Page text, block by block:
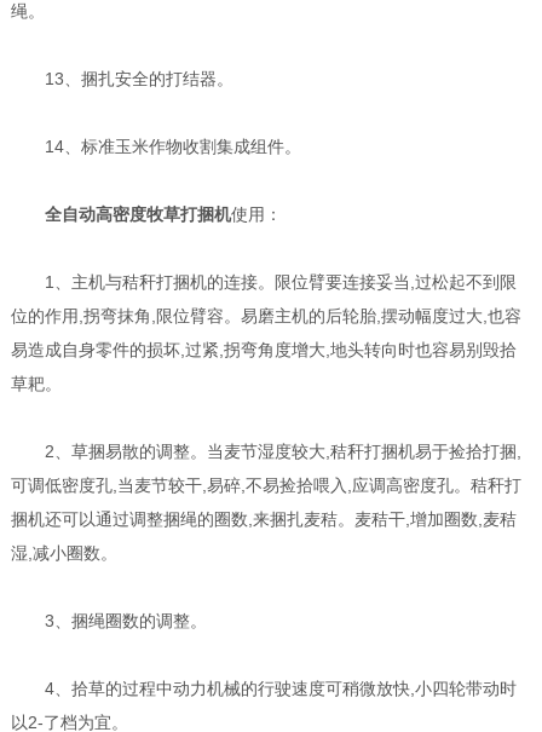
绳。
13、捆扎安全的打结器。
14、标准玉米作物收割集成组件。
全自动高密度牧草打捆机使用：
1、主机与秸秆打捆机的连接。限位臂要连接妥当,过松起不到限
位的作用,拐弯抹角,限位臂容。易磨主机的后轮胎,摆动幅度过大,也容
易造成自身零件的损坏,过紧,拐弯角度增大,地头转向时也容易别毁拾
草耙。
2、草捆易散的调整。当麦节湿度较大,秸秆打捆机易于捡拾打捆,
可调低密度孔,当麦节较干,易碎,不易捡拾喂入,应调高密度孔。秸秆打
捆机还可以通过调整捆绳的圈数,来捆扎麦秸。麦秸干,增加圈数,麦秸
湿,减小圈数。
3、捆绳圈数的调整。
4、拾草的过程中动力机械的行驶速度可稍微放快,小四轮带动时
以2-了档为宜。